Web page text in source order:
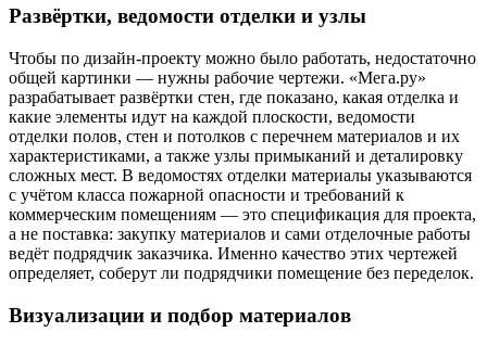
Развёртки, ведомости отделки и узлы
Чтобы по дизайн-проекту можно было работать, недостаточно
общей картинки — нужны рабочие чертежи. «Мега.ру»
разрабатывает развёртки стен, где показано, какая отделка и
какие элементы идут на каждой плоскости, ведомости
отделки полов, стен и потолков с перечнем материалов и их
характеристиками, а также узлы примыканий и деталировку
сложных мест. В ведомостях отделки материалы указываются
с учётом класса пожарной опасности и требований к
коммерческим помещениям — это спецификация для проекта,
а не поставка: закупку материалов и сами отделочные работы
ведёт подрядчик заказчика. Именно качество этих чертежей
определяет, соберут ли подрядчики помещение без переделок.
Визуализации и подбор материалов